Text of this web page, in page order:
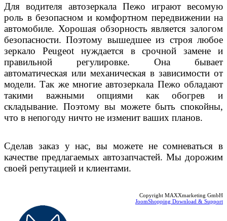
Для водителя автозеркала Пежо играют весомую
роль в безопасном и комфортном передвижении на
автомобиле. Хорошая обзорность является залогом
безопасности. Поэтому вышедшее из строя любое
зеркало Peugeotнуждается в срочной замене и
правильной регулировке. Она бывает
автоматическая или механическая в зависимости от
модели. Так же многие автозеркала Пежо обладают
такими важными опциями как обогрев и
складывание. Поэтому вы можете быть спокойны,
что в непогоду ничто не изменит ваших планов.
Сделав заказ у нас, вы можете не сомневаться в
качестве предлагаемых автозапчастей. Мы дорожим
своей репутацией и клиентами.
Copyright MAXXmarketing GmbH
JoomShopping Download & Support